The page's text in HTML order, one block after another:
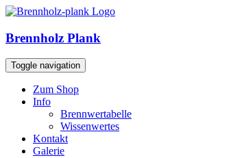
Brennholz Plank
Toggle navigation
Zum Shop
Info
Brennwertabelle
Wissenwertes
Kontakt
Galerie